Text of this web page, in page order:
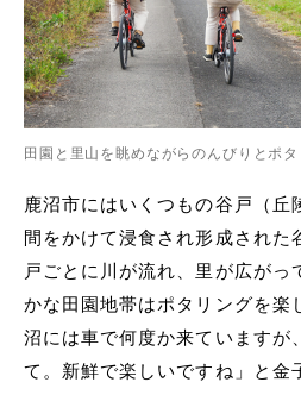
田園と里山を眺めながらのんびりとポタ
鹿沼市にはいくつもの谷戸（丘
間をかけて浸食され形成された
戸ごとに川が流れ、里が広がっ
かな田園地帯はポタリングを楽
沼には車で何度か来ていますが
て。新鮮で楽しいですね」と金